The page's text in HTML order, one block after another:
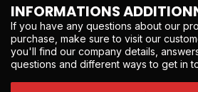
INFORMATIONS
If you have any questions about our
purchase, make sure to visit our
you'll find our company details,
questions and different ways to get in